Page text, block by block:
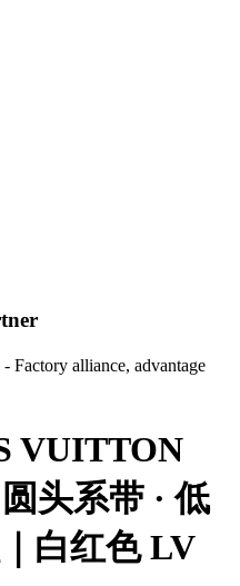
alliance, advantage
VUITTON
头系带 · 低
白红色 LV